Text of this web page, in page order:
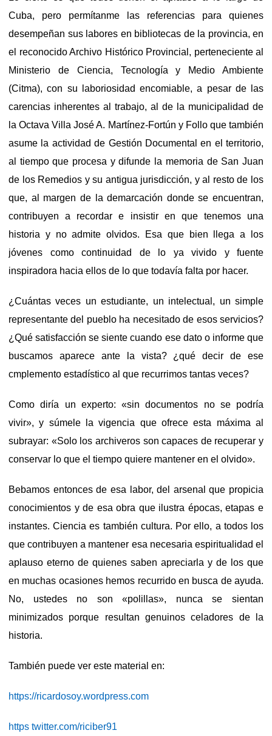
Cuba, pero permítanme las referencias para quienes
desempeñan sus labores en bibliotecas de la provincia, en
el reconocido Archivo Histórico Provincial, perteneciente al
Ministerio de Ciencia, Tecnología y Medio Ambiente
(Citma), con su laboriosidad encomiable, a pesar de las
carencias inherentes al trabajo, al de la municipalidad de
la Octava Villa José A. Martínez-Fortún y Follo que también
asume la actividad de Gestión Documental en el territorio,
al tiempo que procesa y difunde la memoria de San Juan
de los Remedios y su antigua jurisdicción, y al resto de los
que, al margen de la demarcación donde se encuentran,
contribuyen a recordar e insistir en que tenemos una
historia y no admite olvidos. Esa que bien llega a los
jóvenes como continuidad de lo ya vivido y fuente
inspiradora hacia ellos de lo que todavía falta por hacer.
¿Cuántas veces un estudiante, un intelectual, un simple
representante del pueblo ha necesitado de esos servicios?
¿Qué satisfacción se siente cuando ese dato o informe que
buscamos aparece ante la vista? ¿qué decir de ese
cmplemento estadístico al que recurrimos tantas veces?
Como diría un experto: «sin documentos no se podría
vivir», y súmele la vigencia que ofrece esta máxima al
subrayar: «Solo los archiveros son capaces de recuperar y
conservar lo que el tiempo quiere mantener en el olvido».
Bebamos entonces de esa labor, del arsenal que propicia
conocimientos y de esa obra que ilustra épocas, etapas e
instantes. Ciencia es también cultura. Por ello, a todos los
que contribuyen a mantener esa necesaria espiritualidad el
aplauso eterno de quienes saben apreciarla y de los que
en muchas ocasiones hemos recurrido en busca de ayuda.
No, ustedes no son «polillas», nunca se sientan
minimizados porque resultan genuinos celadores de la
historia.
También puede ver este material en:
https://ricardosoy.wordpress.com
https twitter.com/riciber91